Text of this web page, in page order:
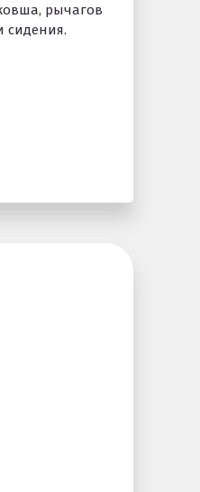
рычагов
сидения.